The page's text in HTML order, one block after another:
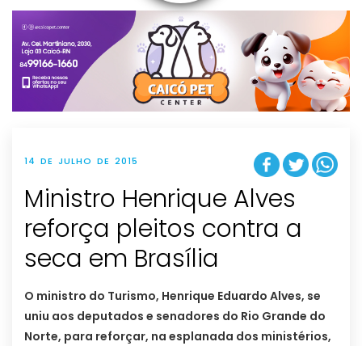
v
g
t
i
o
n
14 DE JULHO DE 2015
Ministro Henrique Alves
reforça pleitos contra a
O ministro do Turismo, Henrique Eduardo Alves, se
uniu aos deputados e senadores do Rio Grande do
Norte, para reforçar, na esplanada dos ministérios,